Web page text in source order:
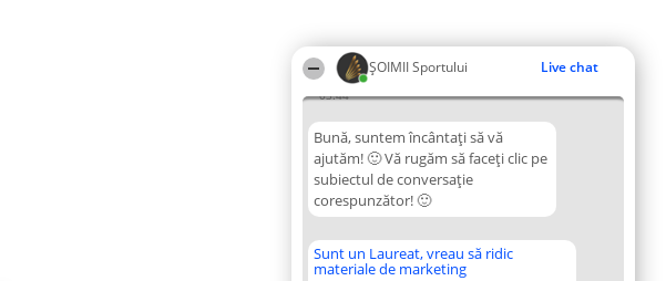
ȘOIMII Sportului Live chat
03:44
Bună, suntem încântați să vă
ajutăm! 🙂 Vă rugăm să faceți clic pe
subiectul de conversație
corespunzător! 🙂
Sunt un Laureat, vreau să ridic
materiale de marketing